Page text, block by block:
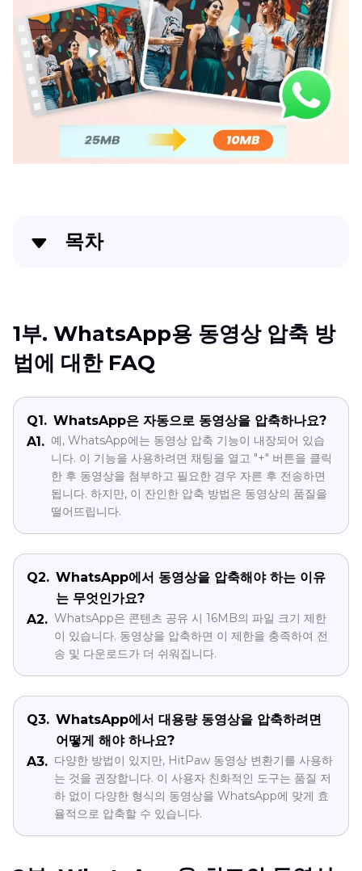
목차
2부. WhatsApp용 최고의 동영상 압축기 - 배치 프로
세스
법
4부. iOS에서 WhatsApp용 동영상 압축하기
5부. Android에서 WhatsApp용 동영상 압축하기
마무리
1부. WhatsApp용 동영상 압축 방
법에 대한 FAQ
Q1. WhatsApp은 자동으로 동영상을 압축하나요?
A1. 예, WhatsApp에는 동영상 압축 기능이 내장되어 있습
니다. 이 기능을 사용하려면 채팅을 열고 "+" 버튼을 클릭
한 후 동영상을 첨부하고 필요한 경우 자른 후 전송하면
됩니다. 하지만, 이 잔인한 압축 방법은 동영상의 품질을
떨어뜨립니다.
Q2. WhatsApp에서 동영상을 압축해야 하는 이유
는 무엇인가요?
A2. WhatsApp은 콘텐츠 공유 시 16MB의 파일 크기 제한
이 있습니다. 동영상을 압축하면 이 제한을 충족하여 전
송 및 다운로드가 더 쉬워집니다.
Q3. WhatsApp에서 대용량 동영상을 압축하려면
어떻게 해야 하나요?
A3. 다양한 방법이 있지만, HitPaw 동영상 변환기를 사용하
는 것을 권장합니다. 이 사용자 친화적인 도구는 품질 저
하 없이 다양한 형식의 동영상을 WhatsApp에 맞게 효
율적으로 압축할 수 있습니다.